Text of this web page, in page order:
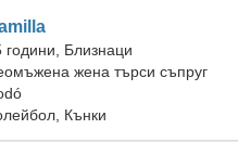
години, Близнаци
жена търси съпруг
Кънки